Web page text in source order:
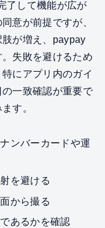
了して機能が広が
意が前提ですが、
が増え、paypay
失敗を避けるため
にアプリ内のガイ
一致確認が重要で
す。
ナンバーカードや運
を避ける
から撮る
であるかを確認